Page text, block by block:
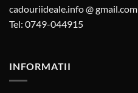
cadouriideale.info @ gmail.com
Tel: 0749-044915
INFORMATII